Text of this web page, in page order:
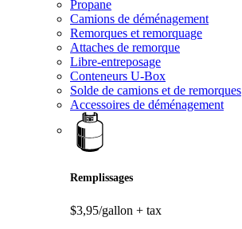
Propane
Camions de déménagement
Remorques et remorquage
Attaches de remorque
Libre-entreposage
Conteneurs U-Box
Solde de camions et de remorques
Accessoires de déménagement
Remplissages
$3,95/gallon + tax